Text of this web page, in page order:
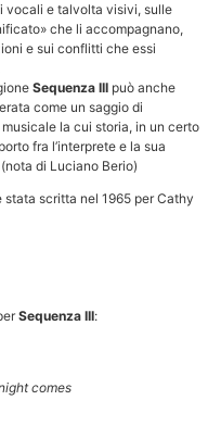
vocali e talvolta visivi, sulle
che li accompagnano,
e sui conflitti che essi
Sequenza III può anche
come un saggio di
la cui storia, in un certo
fra l’interprete e la sua
di Luciano Berio)
stata scritta nel 1965 per Cathy
Sequenza III:
comes